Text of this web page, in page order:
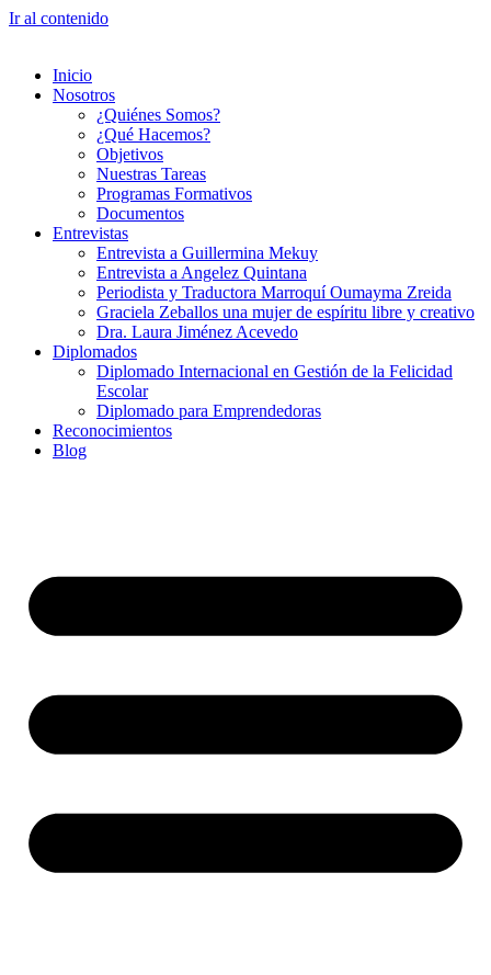
Ir al contenido
Inicio
Nosotros
¿Quiénes Somos?
¿Qué Hacemos?
Objetivos
Nuestras Tareas
Programas Formativos
Documentos
Entrevistas
Entrevista a Guillermina Mekuy
Entrevista a Angelez Quintana
Periodista y Traductora Marroquí Oumayma Zreida
Graciela Zeballos una mujer de espíritu libre y creativo
Dra. Laura Jiménez Acevedo
Diplomados
Diplomado Internacional en Gestión de la Felicidad
Escolar
Diplomado para Emprendedoras
Reconocimientos
Blog